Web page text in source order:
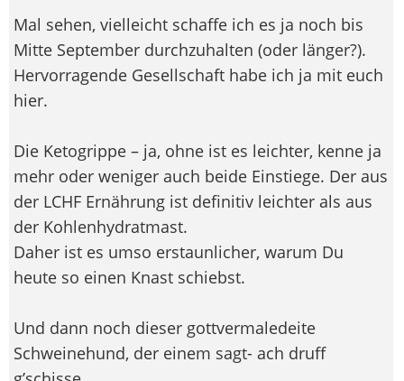
Mal sehen, vielleicht schaffe ich es ja noch bis
Mitte September durchzuhalten (oder länger?).
Hervorragende Gesellschaft habe ich ja mit euch
hier.
Die Ketogrippe – ja, ohne ist es leichter, kenne ja
mehr oder weniger auch beide Einstiege. Der aus
der LCHF Ernährung ist definitiv leichter als aus
der Kohlenhydratmast.
Daher ist es umso erstaunlicher, warum Du
heute so einen Knast schiebst.
Und dann noch dieser gottvermaledeite
Schweinehund, der einem sagt- ach druff